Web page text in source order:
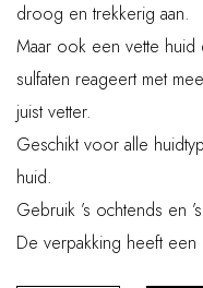
droog en trekkerig aan.
Maar ook een vette
sulfaten reageert met
juist vetter.
Geschikt voor alle
huid.
Gebruik ’s ochtends en
De verpakking heeft